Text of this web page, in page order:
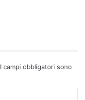
I campi obbligatori sono